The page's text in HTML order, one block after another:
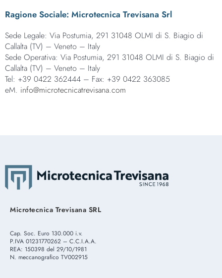
Ragione Sociale: Microtecnica Trevisana Srl
Sede Legale: Via Postumia, 291 31048 OLMI di S. Biagio di
Callalta (TV) – Veneto – Italy
Sede Operativa: Via Postumia, 291 31048 OLMI di S. Biagio di
Callalta (TV) – Veneto – Italy
Tel: +39 0422 362444 – Fax: +39 0422 363085
eM. info@microtecnicatrevisana.com
Microtecnica Trevisana SRL
Cap. Soc. Euro 130.000 i.v.
P.IVA 01231770262 – C.C.I.A.A.
REA: 150398 del 29/10/1981
N. meccanografico TV002915